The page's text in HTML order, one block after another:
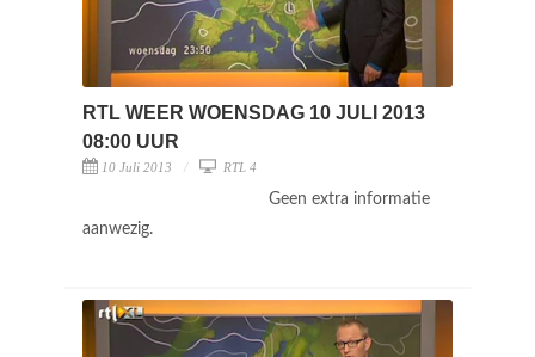
RTL WEER WOENSDAG 10 JULI 2013
08:00 UUR
10 Juli 2013 RTL 4
Geen extra informatie
aanwezig.